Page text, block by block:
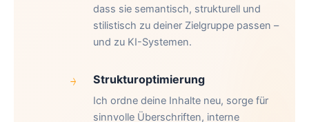
dass sie semantisch, strukturell und
stilistisch zu deiner Zielgruppe passen –
und zu KI-Systemen.
Strukturoptimierung
Ich ordne deine Inhalte neu, sorge für
sinnvolle Überschriften, interne